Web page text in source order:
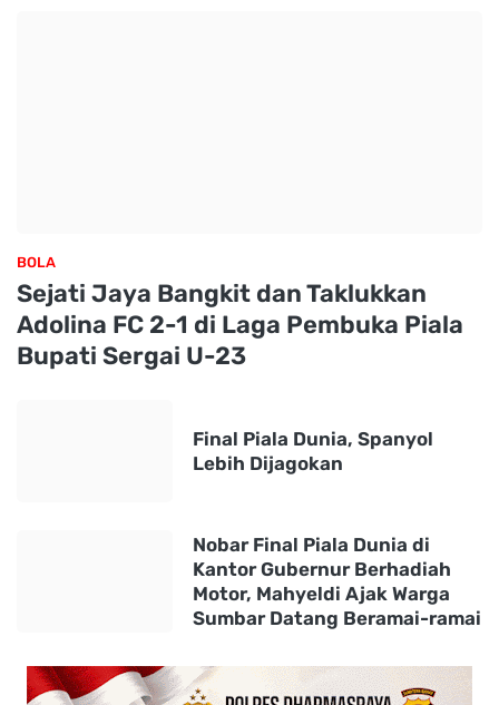
BOLA
Sejati Jaya Bangkit dan Taklukkan
Adolina FC 2-1 di Laga Pembuka Piala
Bupati Sergai U-23
Final Piala Dunia, Spanyol
Lebih Dijagokan
Nobar Final Piala Dunia di
Kantor Gubernur Berhadiah
Motor, Mahyeldi Ajak Warga
Sumbar Datang Beramai-ramai